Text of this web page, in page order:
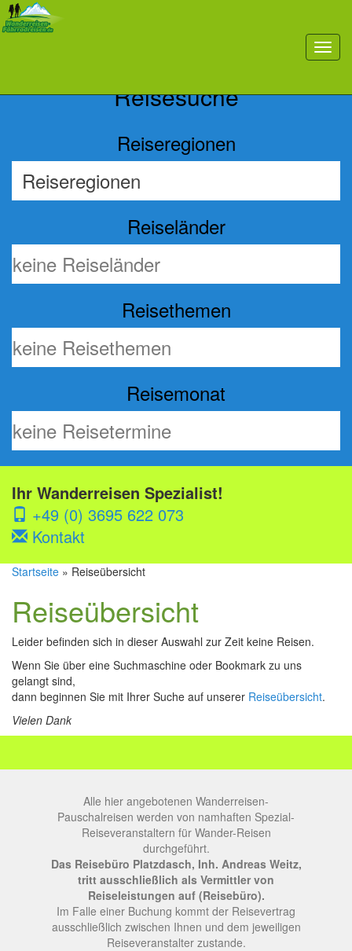
toggle
Reisesuche
Reiseregionen
Reiseländer
Reisethemen
Reisemonat
Ihr Wanderreisen Spezialist!
+49 (0) 3695 622 073
Kontakt
Startseite » Reiseübersicht
Reiseübersicht
Leider befinden sich in dieser Auswahl zur Zeit keine Reisen.
Wenn Sie über eine Suchmaschine oder Bookmark zu uns
gelangt sind,
dann beginnen Sie mit Ihrer Suche auf unserer Reiseübersicht.
Vielen Dank
Alle hier angebotenen Wanderreisen-
Pauschalreisen werden von namhaften Spezial-
Reiseveranstaltern für Wander-Reisen
durchgeführt.
Das Reisebüro Platzdasch, Inh. Andreas Weitz,
tritt ausschließlich als Vermittler von
Reiseleistungen auf (Reisebüro).
Im Falle einer Buchung kommt der Reisevertrag
ausschließlich zwischen Ihnen und dem jeweiligen
Reiseveranstalter zustande.